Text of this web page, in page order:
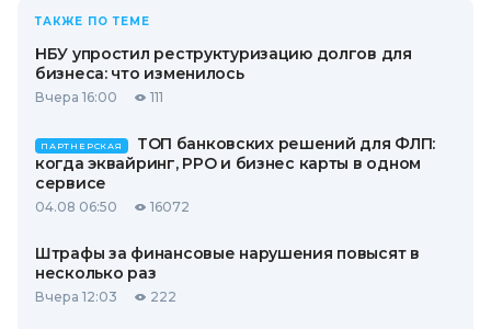
ТАКЖЕ ПО ТЕМЕ
НБУ упростил реструктуризацию долгов для
бизнеса: что изменилось
Вчера 16:00 111
ПАРТНЕРСКАЯ
ТОП банковских решений для ФЛП:
когда эквайринг, РРО и бизнес карты в одном
сервисе
04.08 06:50 16072
Штрафы за финансовые нарушения повысят в
несколько раз
Вчера 12:03 222